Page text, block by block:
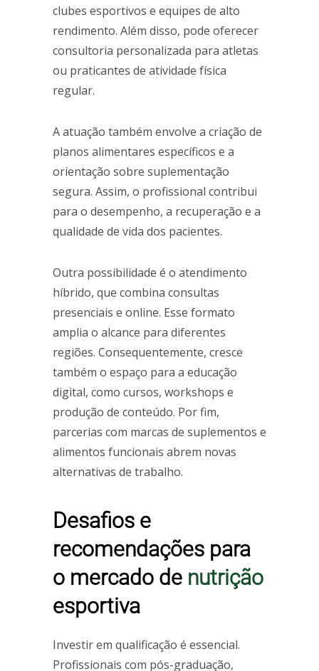
clubes esportivos e equipes de alto
rendimento. Além disso, pode oferecer
consultoria personalizada para atletas
ou praticantes de atividade física
regular.
A atuação também envolve a criação de
planos alimentares específicos e a
orientação sobre suplementação
segura. Assim, o profissional contribui
para o desempenho, a recuperação e a
qualidade de vida dos pacientes.
Outra possibilidade é o atendimento
híbrido, que combina consultas
presenciais e online. Esse formato
amplia o alcance para diferentes
regiões. Consequentemente, cresce
também o espaço para a educação
digital, como cursos, workshops e
produção de conteúdo. Por fim,
parcerias com marcas de suplementos e
alimentos funcionais abrem novas
alternativas de trabalho.
Desafios e
recomendações para
o mercado de nutrição
esportiva
Investir em qualificação é essencial.
Profissionais com pós-graduação,